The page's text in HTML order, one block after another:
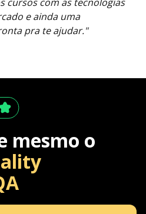
e ainda uma
pra te ajudar."
mesmo o